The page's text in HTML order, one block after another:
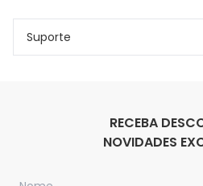
Suporte
RECEBA
NOVIDADES